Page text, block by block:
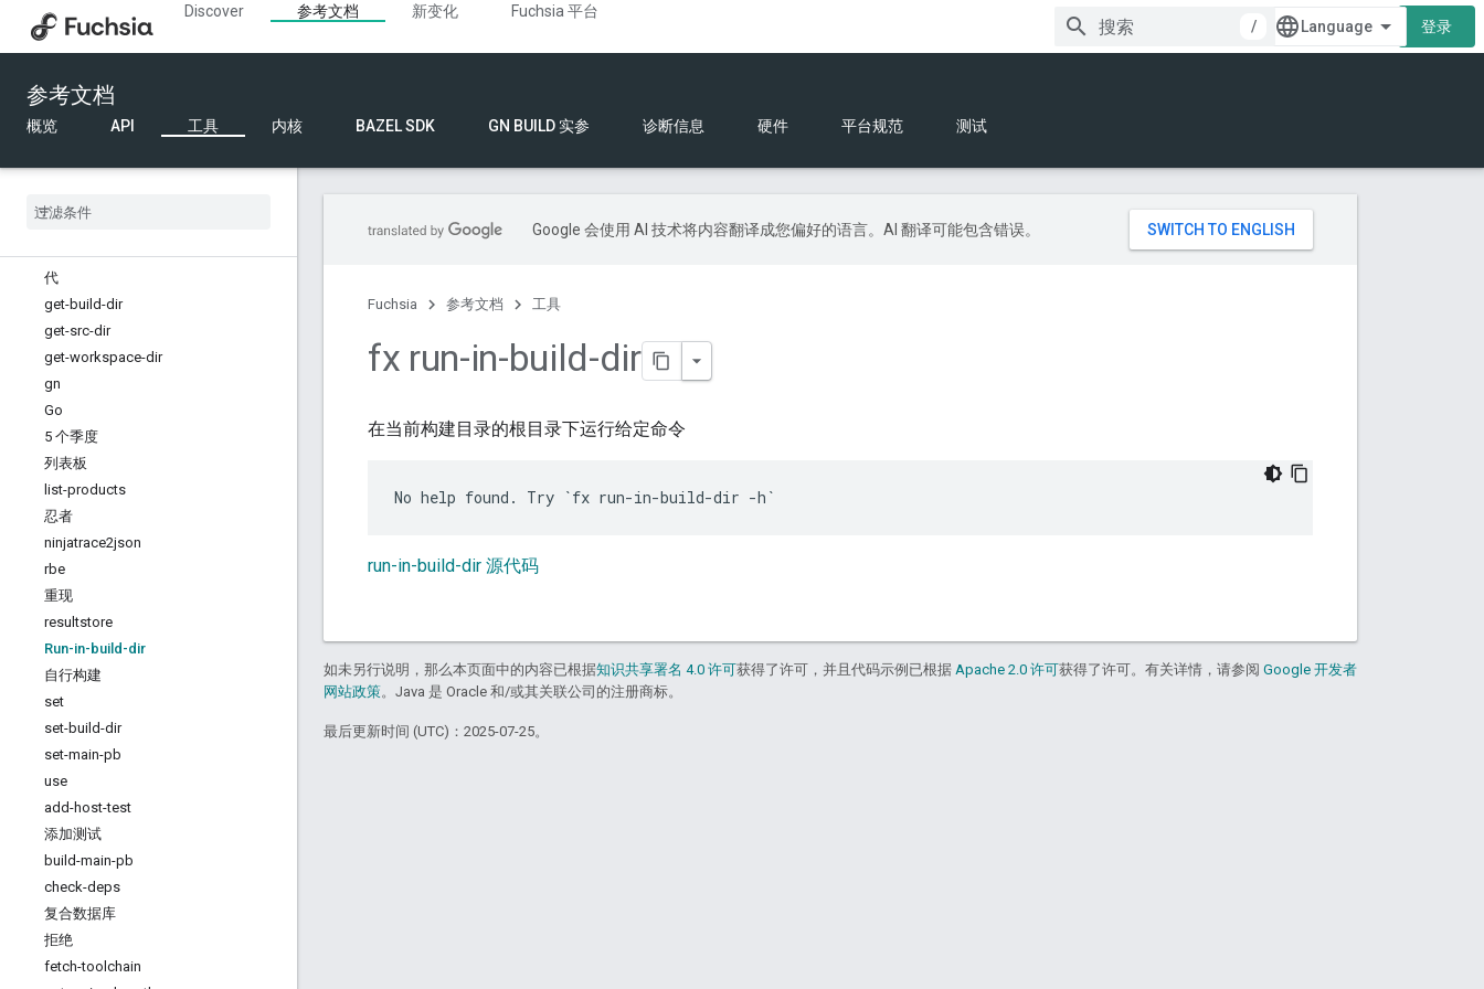
Discover 参考文档 新变化
Fuchsia 平台
/
登录
参考文档
概览 API 工具 内核 BAZEL SDK GN BUILD 实参 诊断信息 硬件 平台规范 测试
build-and-upload
清洁 # 干净
净化
cleandead-build
cleanrepo-build
Fargo
代
get-build-dir
get-src-dir
get-workspace-dir
gn
Go
5 个季度
列表板
list-products
忍者
ninjatrace2json
rbe
重现
resultstore
Run-in-build-dir
自行构建
set
set-build-dir
set-main-pb
use
add-host-test
添加测试
build-main-pb
check-deps
复合数据库
拒绝
fetch-toolchain
Google 会使用 AI 技术将内容翻译成您偏好的语言。AI 翻译可能包含错误。
Fuchsia 参考文档 工具
fx run-in-build-dir
在当前构建目录的根目录下运行给定命令
run-in-build-dir 源代码
如未另行说明，那么本页面中的内容已根据知识共享署名 4.0 许可获得了许可，并且代码示例已根据 Apache 2.0 许可获得了许可。有关详情，请参阅 Google 开发者
网站政策。Java 是 Oracle 和/或其关联公司的注册商标。
最后更新时间 (UTC)：2025-07-25。